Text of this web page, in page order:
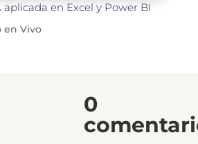
aplicada en Excel y Power BI
en Vivo
0